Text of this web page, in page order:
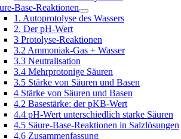
Base-Reaktionen
1. Autoprotolyse des Wassers
2. Der pH-Wert
3 Protolyse-Reaktionen
3.2 Ammoniak-Gas + Wasser
3.3 Neutralisation
3.4 Mehrprotonige Säuren
3.5 Stärke von Säuren und Basen
4 Stärke von Säuren und Basen
4.2 Basestärke: der pKB-Wert
4.4 pH-Wert unterschiedlich starke Säuren
4.5 Säure-Base-Reaktionen in Salzlösungen
4.6 Zusammenfassung